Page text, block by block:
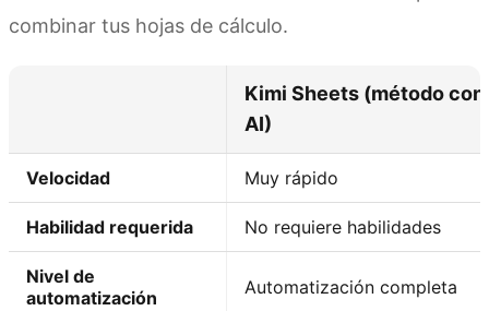
combinar tus hojas de cálculo.
Kimi Sheets (método con
AI)
Velocidad Muy rápido
Habilidad requerida No requiere habilidades
Nivel de
automatización
Automatización completa